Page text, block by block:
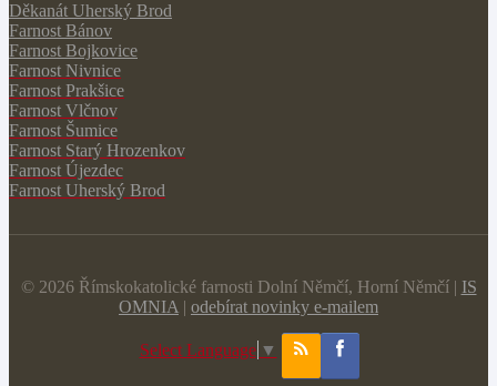
Děkanát Uherský Brod
Farnost Bánov
Farnost Bojkovice
Farnost Nivnice
Farnost Prakšice
Farnost Vlčnov
Farnost Šumice
Farnost Starý Hrozenkov
Farnost Újezdec
Farnost Uherský Brod
© 2026 Římskokatolické farnosti Dolní Němčí, Horní Němčí | IS
OMNIA | odebírat novinky e-mailem
Select Language ▼